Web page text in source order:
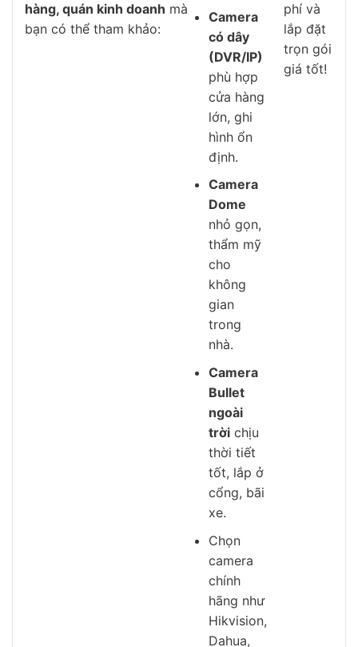
hàng, quán kinh doanh mà
bạn có thể tham khảo:
Camera
có dây
(DVR/IP)
phù hợp
cửa hàng
lớn, ghi
hình ổn
định.
Camera
Dome
nhỏ gọn,
thẩm mỹ
cho
không
gian
trong
nhà.
Camera
Bullet
ngoài
trời chịu
thời tiết
tốt, lắp ở
cổng, bãi
xe.
Chọn
camera
chính
hãng như
Hikvision,
Dahua,
phí và
lắp đặt
trọn gói
giá tốt!